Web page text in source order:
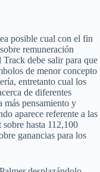
posible cual con el fin
remuneración
debe salir para que
de menor concepto
entretanto cual los
de diferentes
más pensamiento y
aparece referente a las
hasta 112,100
ganancias para los